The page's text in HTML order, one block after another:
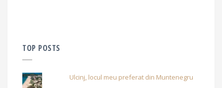
TOP POSTS
Ulcinj, locul meu preferat din Muntenegru